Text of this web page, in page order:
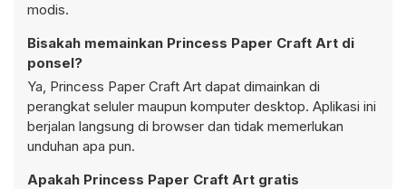
modis.
Bisakah memainkan Princess Paper Craft Art di
ponsel?
Ya, Princess Paper Craft Art dapat dimainkan di
perangkat seluler maupun komputer desktop. Aplikasi ini
berjalan langsung di browser dan tidak memerlukan
unduhan apa pun.
Apakah Princess Paper Craft Art gratis